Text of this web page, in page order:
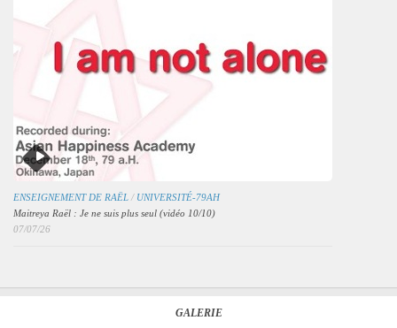
ENSEIGNEMENT DE RAËL / UNIVERSITÉ-79AH
Maitreya Raël : Je ne suis plus seul (vidéo 10/10)
07/07/26
GALERIE